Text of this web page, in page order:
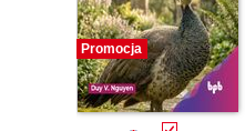
Promocja